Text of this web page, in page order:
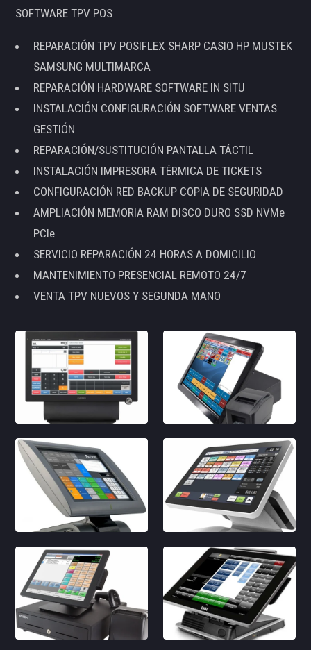
SOFTWARE TPV POS
REPARACIÓN TPV POSIFLEX SHARP CASIO HP MUSTEK
SAMSUNG MULTIMARCA
REPARACIÓN HARDWARE SOFTWARE IN SITU
INSTALACIÓN CONFIGURACIÓN SOFTWARE VENTAS
GESTIÓN
REPARACIÓN/SUSTITUCIÓN PANTALLA TÁCTIL
INSTALACIÓN IMPRESORA TÉRMICA DE TICKETS
CONFIGURACIÓN RED BACKUP COPIA DE SEGURIDAD
AMPLIACIÓN MEMORIA RAM DISCO DURO SSD NVMe
PCIe
SERVICIO REPARACIÓN 24 HORAS A DOMICILIO
MANTENIMIENTO PRESENCIAL REMOTO 24/7
VENTA TPV NUEVOS Y SEGUNDA MANO